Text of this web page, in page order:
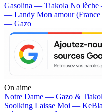
Gasolina — Tiakola No
— Landy Mon amour
— Gazo
On aime
Notre Dame — Gazo &
Soolking Laisse Moi —